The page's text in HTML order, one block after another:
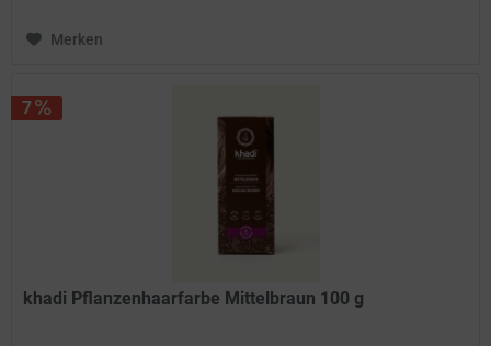
Merken
7
khadi Pflanzenhaarfarbe Mittelbraun 100 g